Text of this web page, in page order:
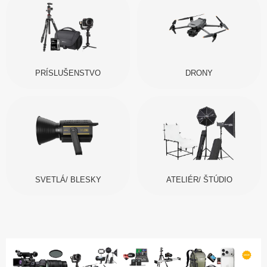
PRÍSLUŠENSTVO DRONY
SVETLÁ/ BLESKY ATELIÉR/ ŠTÚDIO